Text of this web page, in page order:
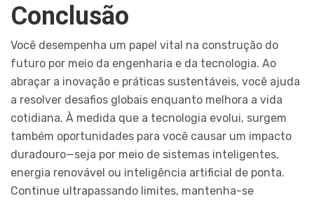
Conclusão
Você desempenha um papel vital na construção do
futuro por meio da engenharia e da tecnologia. Ao
abraçar a inovação e práticas sustentáveis, você ajuda
a resolver desafios globais enquanto melhora a vida
cotidiana. À medida que a tecnologia evolui, surgem
também oportunidades para você causar um impacto
duradouro—seja por meio de sistemas inteligentes,
energia renovável ou inteligência artificial de ponta.
Continue ultrapassando limites, mantenha-se